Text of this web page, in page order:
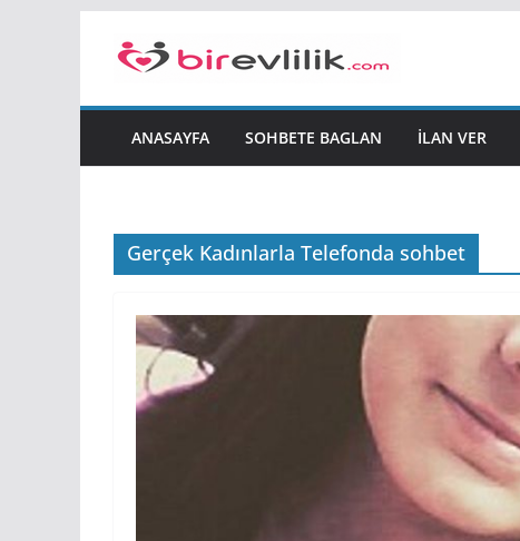
ANASAYFA SOHBETE BAGLAN İLAN VER
Gerçek Kadınlarla Telefonda sohbet